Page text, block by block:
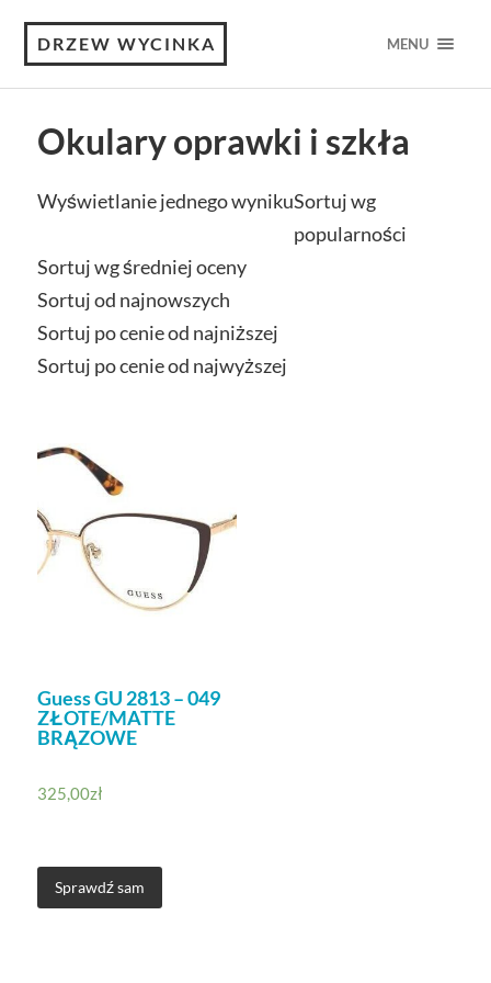
DRZEW WYCINKA MENU
Okulary oprawki i szkła
Wyświetlanie jednego wynikuSortuj wg
popularności
Sortuj wg średniej oceny
Sortuj od najnowszych
Sortuj po cenie od najniższej
Sortuj po cenie od najwyższej
Guess GU 2813 – 049
ZŁOTE/MATTE
BRĄZOWE
325,00zł
Sprawdź sam